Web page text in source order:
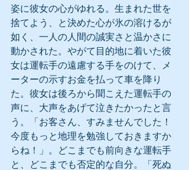
姿に彼女の心がゆれる。生まれた世を
捨てよう、と決めた心が氷の溶けるが
如く、一人の人間の誠実さと温かさに
動かされた。やがて目的地に着いた彼
女は運転手の遠慮する手をのけて、メ
ーターの示すお金を払って車を降り
た。彼女は後ろから聞こえた運転手の
声に、大声をあげて泣きたかったと言
う。「お客さん、すみませんでした！
今度もっと地理を勉強しておきますか
らね！」。どこまでも前向きな運転手
と、どこまでも否定的な自分。「死ぬ